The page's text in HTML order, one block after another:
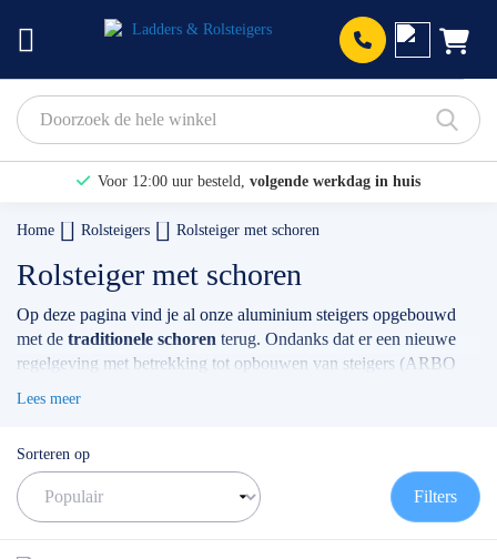
Voor 12:00 uur besteld, volgende werkdag in huis
Bekijk hier onze Actiepagina
Binnen 1 dag een
Home Rolsteigers Rolsteiger met schoren
Rolsteiger met schoren
Op deze pagina vind je al onze aluminium steigers opgebouwd
met de traditionele schoren terug. Ondanks dat er een nieuwe
regelgeving met betrekking tot opbouwen van steigers (ARBO
Keuze genoeg! Ben jij een professional en ben je juist op zoek
naar een steiger die wel voldoet aan de actuele opbouw norm (A-
blad)? Bekijk dan onze
steiger met voorloopleuning
, en kom je er
Lees meer
Sorteren op
Filters